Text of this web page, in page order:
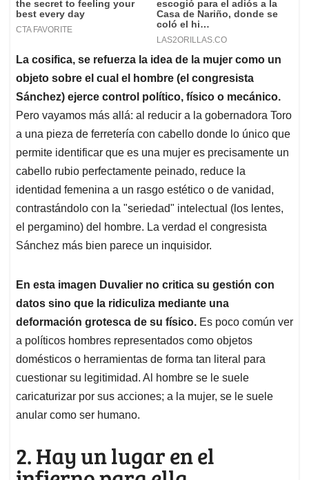
La cosifica, se refuerza la idea de la mujer como un
objeto sobre el cual el hombre (el congresista
Sánchez) ejerce control político, físico o mecánico.
Pero vayamos más allá: al reducir a la gobernadora Toro
a una pieza de ferretería con cabello donde lo único que
permite identificar que es una mujer es precisamente un
cabello rubio perfectamente peinado, reduce la
identidad femenina a un rasgo estético o de vanidad,
contrastándolo con la "seriedad" intelectual (los lentes,
el pergamino) del hombre. La verdad el congresista
Sánchez más bien parece un inquisidor.
En esta imagen Duvalier no critica su gestión con
datos sino que la ridiculiza mediante una
deformación grotesca de su físico. Es poco común ver
a políticos hombres representados como objetos
domésticos o herramientas de forma tan literal para
cuestionar su legitimidad. Al hombre se le suele
caricaturizar por sus acciones; a la mujer, se le suele
anular como ser humano.
2. Hay un lugar en el